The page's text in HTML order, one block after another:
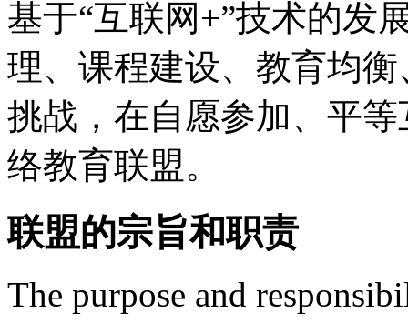
基于“互联网+”技术的发
理、课程建设、教育均
挑战，在自愿参加、平
络教育联盟。
联盟的宗旨和职责
The purpose and